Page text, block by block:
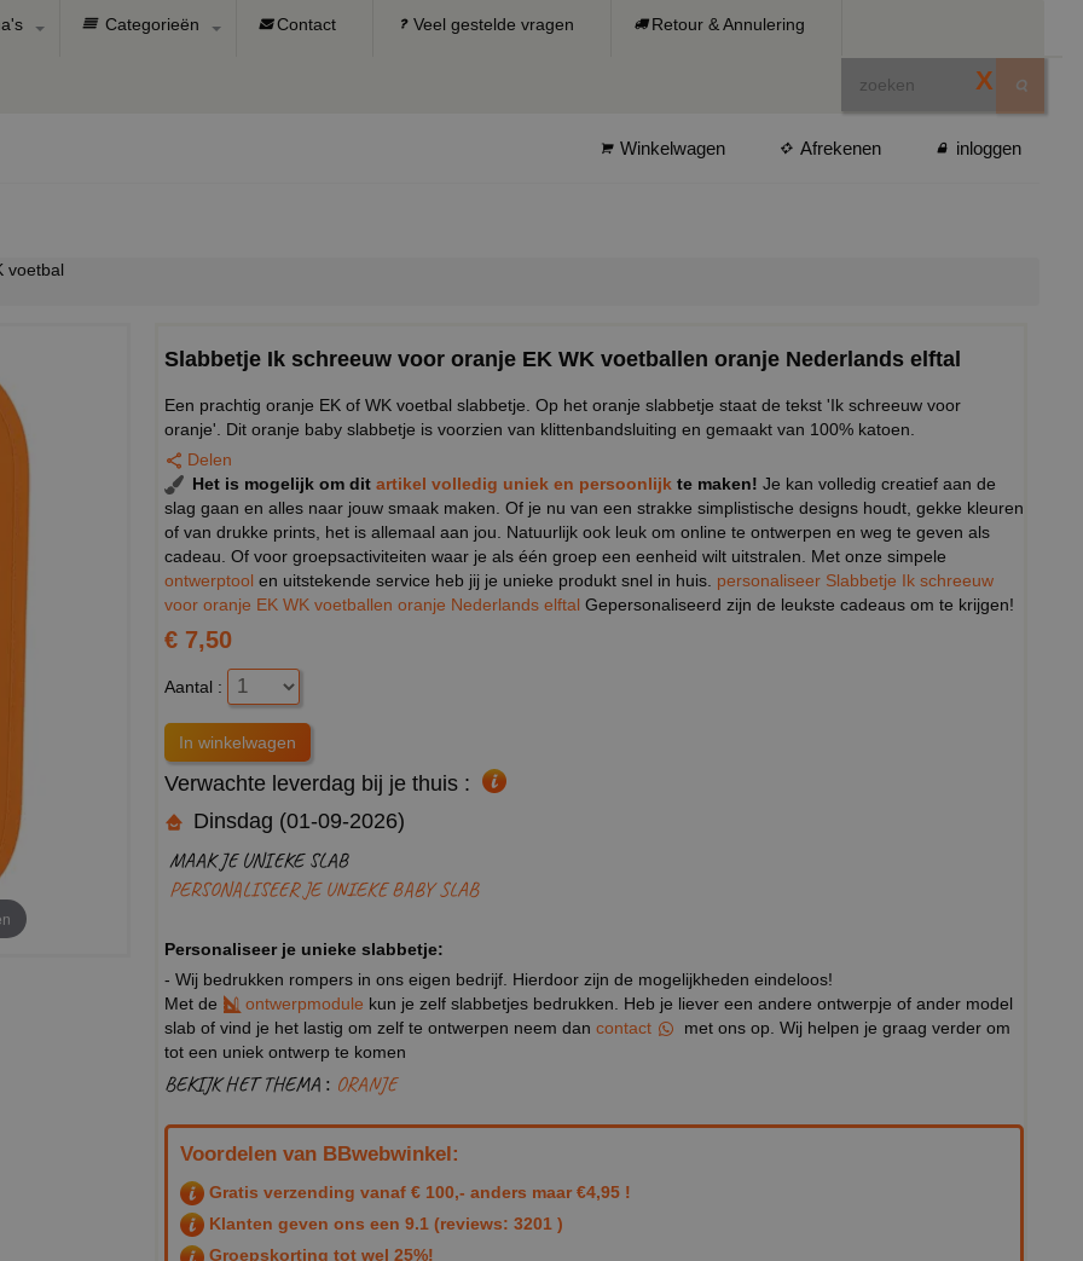
Categorieën Contact Veel gestelde vragen Retour & Annulering
X
Winkelwagen Afrekenen inloggen
voetbal
Slabbetje Ik schreeuw voor oranje EK WK voetballen oranje Nederlands elftal
Een prachtig oranje EK of WK voetbal slabbetje. Op het oranje slabbetje staat de tekst 'Ik schreeuw voor
oranje'. Dit oranje baby slabbetje is voorzien van klittenbandsluiting en gemaakt van 100% katoen.
Delen
Het is mogelijk om dit artikel volledig uniek en persoonlijk te maken! Je kan volledig creatief aan de
slag gaan en alles naar jouw smaak maken. Of je nu van een strakke simplistische designs houdt, gekke kleuren
of van drukke prints, het is allemaal aan jou. Natuurlijk ook leuk om online te ontwerpen en weg te geven als
cadeau. Of voor groepsactiviteiten waar je als één groep een eenheid wilt uitstralen. Met onze simpele
ontwerptool en uitstekende service heb jij je unieke produkt snel in huis. personaliseer Slabbetje Ik schreeuw
voor oranje EK WK voetballen oranje Nederlands elftal Gepersonaliseerd zijn de leukste cadeaus om te krijgen!
€ 7,50
Aantal :
Verwachte leverdag bij je thuis :
Dinsdag (01-09-2026)
MAAK JE UNIEKE SLAB
PERSONALISEER JE UNIEKE BABY SLAB
Personaliseer je unieke slabbetje:
- Wij bedrukken rompers in ons eigen bedrijf. Hierdoor zijn de mogelijkheden eindeloos!
Met de
ontwerpmodule kun je zelf slabbetjes bedrukken. Heb je liever een andere ontwerpje of ander model
slab of vind je het lastig om zelf te ontwerpen neem dan contact
met ons op. Wij helpen je graag verder om
tot een uniek ontwerp te komen
BEKIJK HET THEMA : ORANJE
Voordelen van BBwebwinkel:
Gratis verzending vanaf € 100,- anders maar €4,95 !
Klanten geven ons een 9.1 (reviews: 3201 )
Groepskorting tot wel 25%!